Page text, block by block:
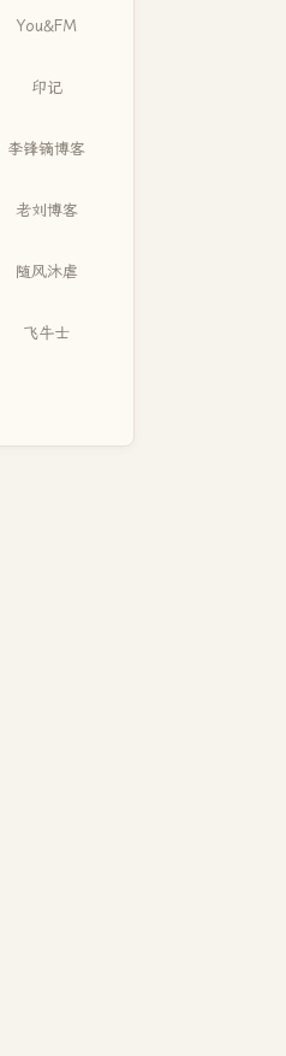
You&FM
印记
李锋镝博客
老刘博客
随风沐虐
飞牛士